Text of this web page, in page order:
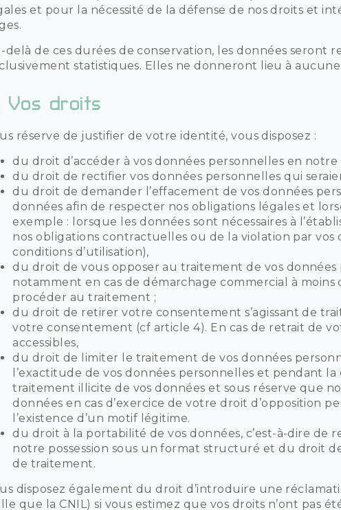
et pour la nécessité de la défense de nos droits et
delà de ces durées de conservation, les données seront
statistiques. Elles ne donneront lieu à
Vos droits
réserve de justifier de votre identité, vous disposez :
du droit d’accéder à vos données personnelles en
du droit de rectifier vos données personnelles qui
du droit de demander l’effacement de vos données
données afin de respecter nos obligations légales et
exemple : lorsque les données sont nécessaires à
nos obligations contractuelles ou de la violation par
conditions d’utilisation),
du droit de vous opposer au traitement de vos
notamment en cas de démarchage commercial à
procéder au traitement ;
du droit de retirer votre consentement s’agissant de
votre consentement (cf article 4). En cas de retrait de
accessibles,
du droit de limiter le traitement de vos données
l’exactitude de vos données personnelles et pendant
traitement illicite de vos données et sous réserve que
données en cas d’exercice de votre droit d’opposition
l’existence d’un motif légitime.
du droit à la portabilité de vos données, c’est-à-dire de
notre possession sous un format structuré et du droit
de traitement.
disposez également du droit d’introduire une
que la CNIL) si vous estimez que vos droits n’ont pas